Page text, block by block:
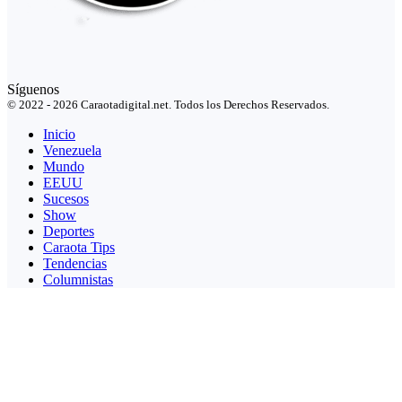
Síguenos
© 2022 - 2026 Caraotadigital.net. Todos los Derechos Reservados.
Inicio
Venezuela
Mundo
EEUU
Sucesos
Show
Deportes
Caraota Tips
Tendencias
Columnistas